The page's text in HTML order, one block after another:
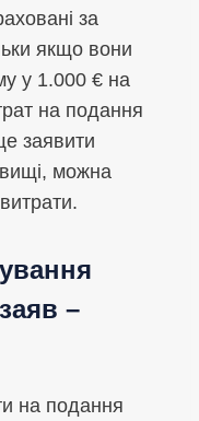
за
якщо вони
у 1.000 € на
на подання
заявити
можна
–
на подання